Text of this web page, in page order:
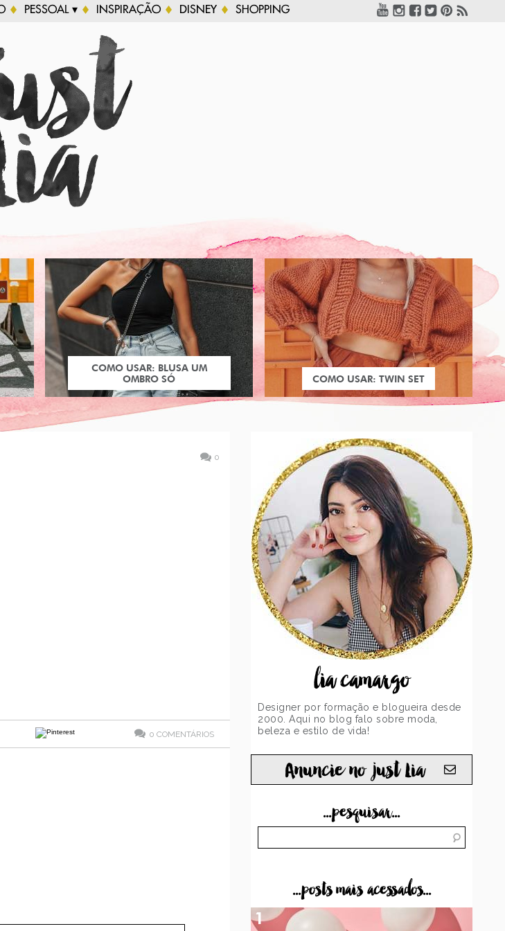
PESSOAL ▾ INSPIRAÇÃO DISNEY SHOPPING
COMO USAR: BLUSA UM
OMBRO SÓ
COMO USAR: TWIN SET
0
0 COMENTÁRIOS
lia camargo
Designer por formação e blogueira desde
2000. Aqui no blog falo sobre moda,
beleza e estilo de vida!
Anuncie no just Lia
...pesquisar...
...posts mais acessados...
1